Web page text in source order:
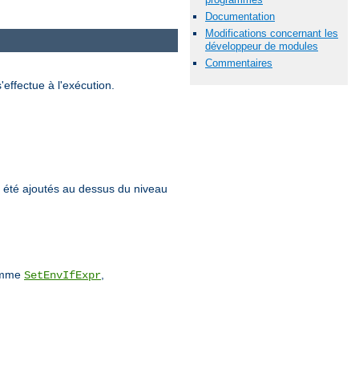
Documentation
Modifications concernant les
développeur de modules
Commentaires
à l'exécution.
ajoutés au dessus du niveau
SetEnvIfExpr